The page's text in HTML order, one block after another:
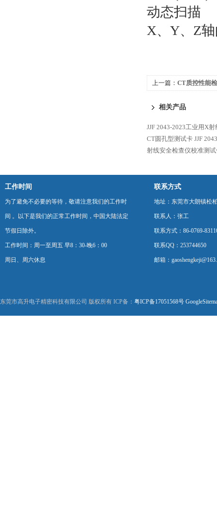
动态扫描
X、Y、Z
上一篇： CT质控性能
相关产品
JJF 2043-2023工业用X
CT圆孔型测试卡 JJF
射线安全检查仪校准测
工作时间
为了避免不必要的等待，敬请注意我们的工作时
间 。以下是我们的正常工作时间，中国大陆法定
节假日除外。
工作时间：周一至周五 早8：30-晚6：00
周日、周六休息
联系方式
地址：东莞市大朗镇松
联系人：张工
联系方式：86-0769-
联系QQ：253744650
邮箱：
东莞市高升电子精密科技有限公司 版权所有 ICP备： 粤ICP备17051568号